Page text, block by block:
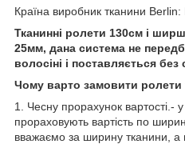
Країна виробник тканини Berlin:
Тканинні ролети 130см і
25мм, дана система не
волосіні і поставляється без
Чому варто замовити ролети
1. Чесну прорахунок вартості.-
прораховують вартість по
вважаємо за ширину тканини,